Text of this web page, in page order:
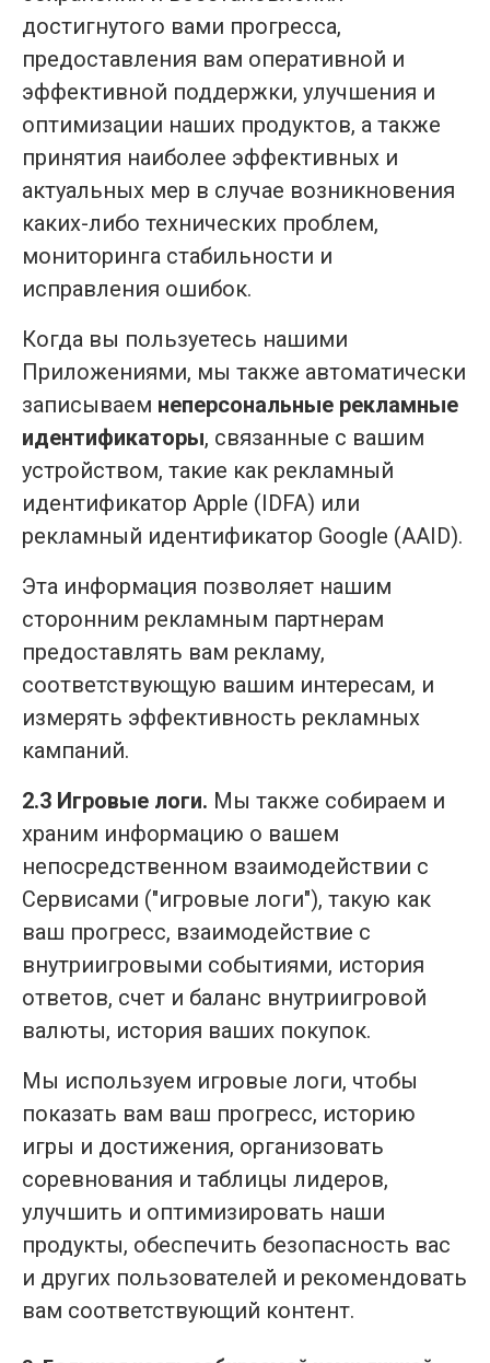
достигнутого вами прогресса,
предоставления вам оперативной и
эффективной поддержки, улучшения и
оптимизации наших продуктов, а также
принятия наиболее эффективных и
актуальных мер в случае возникновения
каких-либо технических проблем,
мониторинга стабильности и
исправления ошибок.
Когда вы пользуетесь нашими
Приложениями, мы также автоматически
записываем неперсональные рекламные
идентификаторы, связанные с вашим
устройством, такие как рекламный
идентификатор Apple (IDFA) или
рекламный идентификатор Google (AAID).
Эта информация позволяет нашим
сторонним рекламным партнерам
предоставлять вам рекламу,
соответствующую вашим интересам, и
измерять эффективность рекламных
кампаний.
2.3 Игровые логи. Мы также собираем и
храним информацию о вашем
непосредственном взаимодействии с
Сервисами ("игровые логи"), такую как
ваш прогресс, взаимодействие с
внутриигровыми событиями, история
ответов, счет и баланс внутриигровой
валюты, история ваших покупок.
Мы используем игровые логи, чтобы
показать вам ваш прогресс, историю
игры и достижения, организовать
соревнования и таблицы лидеров,
улучшить и оптимизировать наши
продукты, обеспечить безопасность вас
и других пользователей и рекомендовать
вам соответствующий контент.